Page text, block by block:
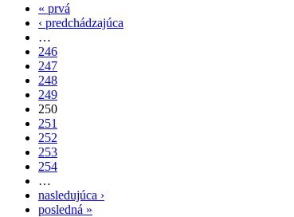
« prvá
‹ predchádzajúca
…
246
247
248
249
250
251
252
253
254
…
nasledujúca ›
posledná »